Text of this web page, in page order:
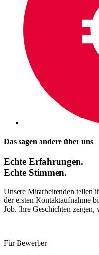
Das sagen andere über uns
Echte Erfahrungen.
Echte Stimmen.
Unsere Mitarbeitenden teilen
der ersten Kontaktaufnahme
Job. Ihre Geschichten
Für Bewerber